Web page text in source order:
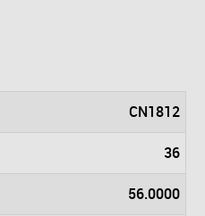
CN1812
36
56.0000